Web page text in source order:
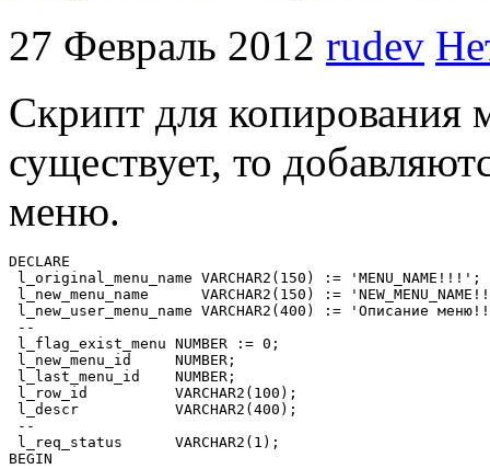
27 Февраль 2012 rudev
Скрипт для
существует, то
меню.
DECLARE
l_original_menu_name VARCHAR2(150) := 'MENU_NAME!!!';
l_new_menu_name      VARCHAR2(150) :=
l_new_user_menu_name VARCHAR2(400) := 'Описание
--
l_flag_exist_menu NUMBER := 0;
l_new_menu_id     NUMBER;
l_last_menu_id    NUMBER;
l_row_id          VARCHAR2(100);
l_descr           VARCHAR2(400);
--
l_req_status      VARCHAR2(1);
BEGIN